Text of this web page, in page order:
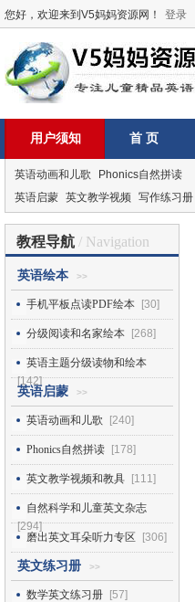
您好，欢迎来到V5妈妈资源网！ 登录
用户须知 首 页
英语动画和儿歌
Phonics自然拼读
英语启蒙 英文教学视频 写作练习册
教程导航 / Navigation
英语绘本 >>
手机平板点读PDF绘本 [30]
分级阅读和名家绘本 [268]
英语主题分级读物和绘本
[142]
英语启蒙 >>
英语动画和儿歌 [240]
Phonics自然拼读 [178]
英文教学视频和教具 [111]
自然科学和儿童英文杂志
[294]
磨出英文耳朵听力专区
[306]
英文练习册 >>
数学英文练习册 [57]